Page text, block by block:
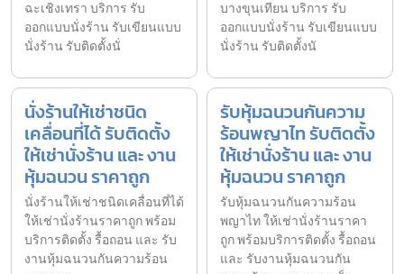
ฉะเชิงเทรา บริการ รับ
ออกแบบนั่งร้าน รับเขียนแบบ
นั่งร้าน รับติดตั้งนั่
บางขุนเทียน บริการ รับ
ออกแบบนั่งร้าน รับเขียนแบบ
นั่งร้าน รับติดตั้งนั
นั่งร้านให้เช่าชนิด
เคลื่อนที่ได้ รับติดตั้ง
ให้เช่านั่งร้าน และ งาน
หุ้มฉนวน ราคาถูก
นั่งร้านให้เช่าชนิดเคลื่อนที่ได้
ให้เช่านั่งร้านราคาถูก พร้อม
บริการติดตั้ง รื้อถอน และ รับ
งานหุ้มฉนวนกันความร้อน
รับหุ้มฉนวนกันความ
ร้อนพญาไท รับติดตั้ง
ให้เช่านั่งร้าน และ งาน
หุ้มฉนวน ราคาถูก
รับหุ้มฉนวนกันความร้อน
พญาไท ให้เช่านั่งร้านราคา
ถูก พร้อมบริการติดตั้ง รื้อถอน
และ รับงานหุ้มฉนวนกัน